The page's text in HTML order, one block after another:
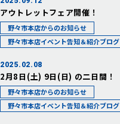
アウトレットフェア開催！
野々市本店からのお知らせ
野々市本店イベント告知＆紹介ブログ
2025.02.08
2月8日(土) 9日(日) の二日間！
野々市本店からのお知らせ
野々市本店イベント告知＆紹介ブログ